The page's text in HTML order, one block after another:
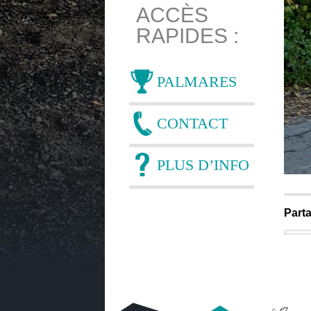
ACCÈS
RAPIDES :
PALMARES
CONTACT
PLUS D’INFO